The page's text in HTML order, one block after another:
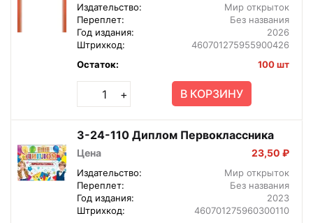
Издательство:
Мир открыток
Переплет:
Без названия
Год издания:
2026
Штрихкод:
460701275955900426
Остаток:
100 шт
+ В КОРЗИНУ
3-24-110 Диплом Первоклассника
Цена 23,50 ₽
Издательство:
Мир открыток
Переплет:
Без названия
Год издания:
2023
Штрихкод:
460701275960300110